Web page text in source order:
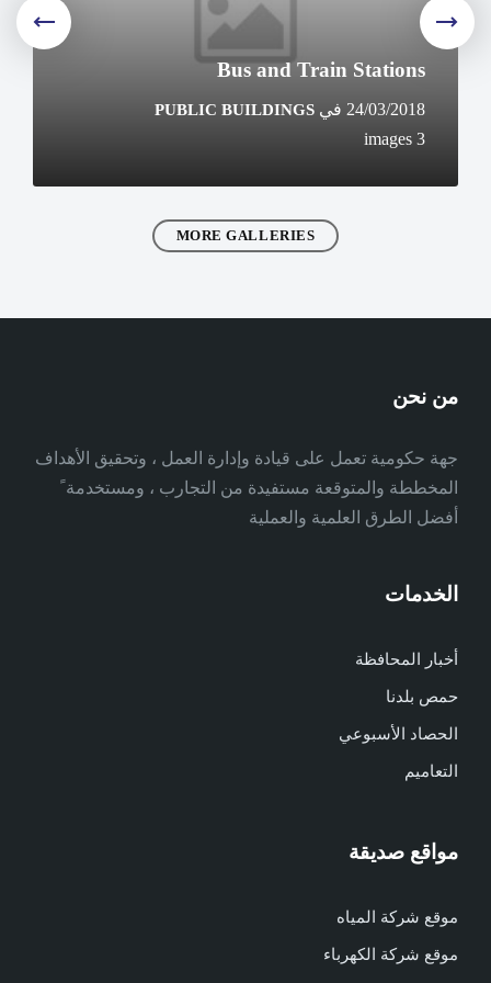
Bus and Train Stations
24/03/2018 في PUBLIC BUILDINGS
3 images
MORE GALLERIES
من نحن
جهة حكومية تعمل على قيادة وإدارة العمل ، وتحقيق الأهداف
المخططة والمتوقعة مستفيدة من التجارب ، ومستخدمة ً
أفضل الطرق العلمية والعملية
الخدمات
أخبار المحافظة
حمص بلدنا
الحصاد الأسبوعي
التعاميم
مواقع صديقة
موقع شركة المياه
موقع شركة الكهرباء